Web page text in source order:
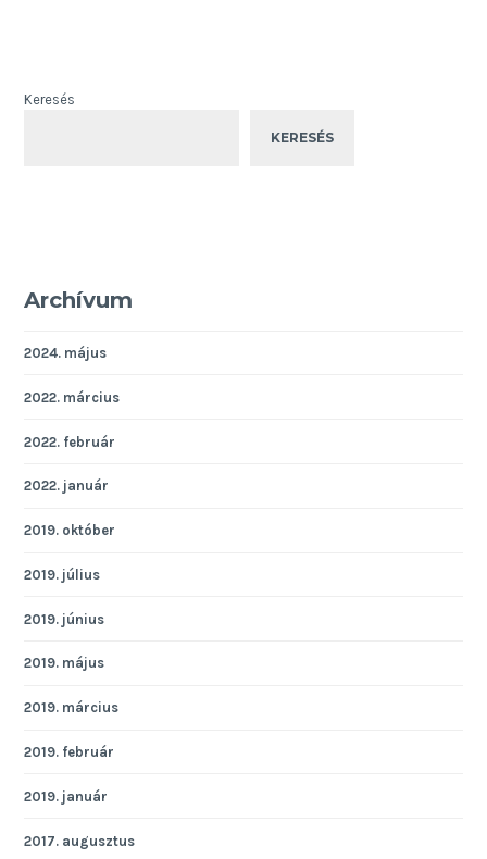
Keresés
KERESÉS
Archívum
2024. május
2022. március
2022. február
2022. január
2019. október
2019. július
2019. június
2019. május
2019. március
2019. február
2019. január
2017. augusztus